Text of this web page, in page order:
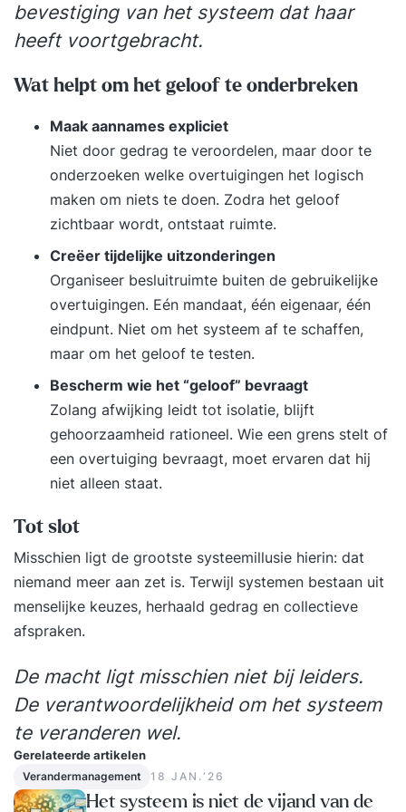
weerstand en spanning in gesprekken. - Je voelt
je zekerder in je professionele interacties en
trainingen van vanHarte&Lingsma ligt de focus
altijd op het hier en nu. Wat jij tijdens de training
laat zien, vormt de basis voor je groei. Onze
trainers stellen zich kwetsbaar op, spiegelen jouw
gedrag en dagen je uit om dieper te kijken naar
wat er écht speelt. Voorbij jouw professionaliteit,
fysiek, en op het gebied van zingeving. Dat
maakt de gedragsverandering die je met deze
training bereikt écht duurzaam. De training
omvat een mix van theorie, informatie-
uitwisseling en praktijkoefeningen in een groep
van maximaal 12 deelnemers. In
communicatieoefeningen met andere
groepsleden ervaar je het effect van
verschillende gesprekstechnieken en sociale
vaardigheden. In module 2 is er een
met acteurs aan de hand van jouw casuïstiek op
nieuw gedrag. Module 1: Ik en mijn
communicatie De eerste module gaat in op de
basis van communicatie en interactie. Je leert dat
waarnemen vier niveaus heeft en oefent met een
communiceert. Gesprekstechniek is ook
onderdeel van deze module. - Inzicht in de basis
van communicatie en interactie (4 niveaus:
mentaal, fysiek, emotioneel en
energetisch/spiritueel, zender & ontvanger,
interpretatie). - Je ontdekt hoe je overkomt op
bevestiging van het systeem dat haar
heeft voortgebracht.
Wat helpt om het geloof te onderbreken
Maak aannames expliciet
Niet door gedrag te veroordelen, maar door te
onderzoeken welke overtuigingen het logisch
maken om niets te doen. Zodra het geloof
zichtbaar wordt, ontstaat ruimte.
Creëer tijdelijke uitzonderingen
Organiseer besluitruimte buiten de gebruikelijke
overtuigingen. Eén mandaat, één eigenaar, één
eindpunt. Niet om het systeem af te schaffen,
maar om het geloof te testen.
Bescherm wie het “geloof” bevraagt
Zolang afwijking leidt tot isolatie, blijft
gehoorzaamheid rationeel. Wie een grens stelt of
een overtuiging bevraagt, moet ervaren dat hij
niet alleen staat.
Tot slot
Misschien ligt de grootste systeemillusie hierin: dat
niemand meer aan zet is. Terwijl systemen bestaan uit
menselijke keuzes, herhaald gedrag en collectieve
afspraken.
De macht ligt misschien niet bij leiders.
De verantwoordelijkheid om het systeem
te veranderen wel.
Gerelateerde artikelen
Verandermanagement 18 JAN.‘26
Het systeem is niet de vijand van de